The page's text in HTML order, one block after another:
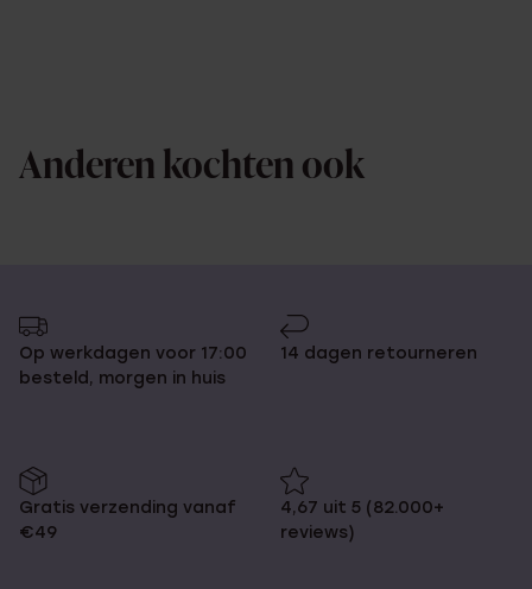
Anderen kochten ook
Op werkdagen voor 17:00
besteld, morgen in huis
14 dagen retourneren
Gratis verzending vanaf
€49
4,67 uit 5 (82.000+
reviews)